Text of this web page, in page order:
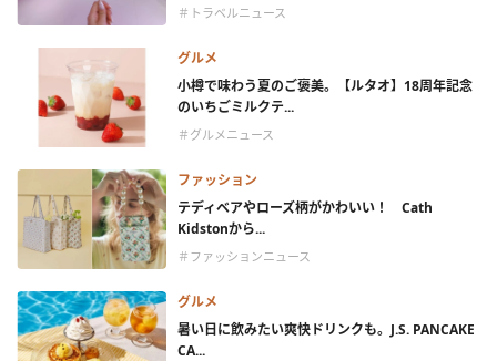
＃トラベルニュース
グルメ
小樽で味わう夏のご褒美。【ルタオ】18周年記念
のいちごミルクテ...
＃グルメニュース
ファッション
テディベアやローズ柄がかわいい！ Cath
Kidstonから...
＃ファッションニュース
グルメ
暑い日に飲みたい爽快ドリンクも。J.S. PANCAKE
CA...